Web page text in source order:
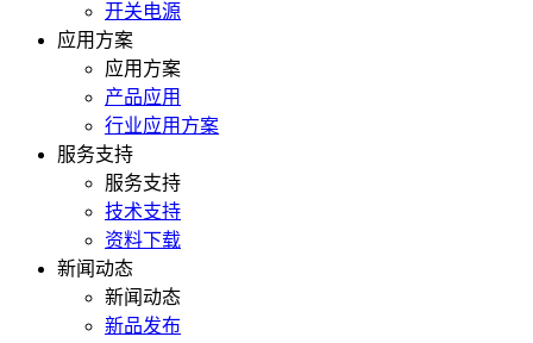
开关电源
应用方案
应用方案
产品应用
行业应用方案
服务支持
服务支持
技术支持
资料下载
新闻动态
新闻动态
新品发布